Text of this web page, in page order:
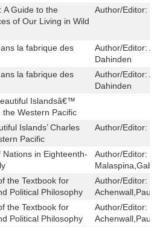
A Guide to the
of Our Living in Wild
Author/Editor:
la fabrique des
Author/Editor:
Dahinden
la fabrique des
Author/Editor:
Dahinden
Islandsâ€™
Western Pacific
Islands’ Charles
Pacific
Author/Editor:
in Eighteenth-
Author/Editor:
the Textbook for
Political Philosophy
Author/Editor:
the Textbook for
Political Philosophy
Author/Editor: